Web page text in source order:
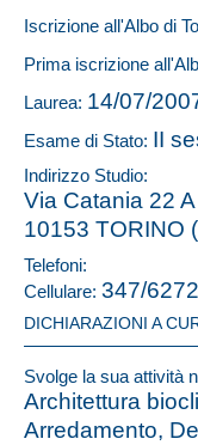
Iscrizione all'Albo di
Prima iscrizione
Laurea: 14/07/
Esame di Stato: II
Indirizzo Studio:
Via Catania 22 A
10153 TORINO
Telefoni:
Cellulare: 347/
DICHIARAZIONI A
Svolge la sua attività
Architettura
Arredamento,